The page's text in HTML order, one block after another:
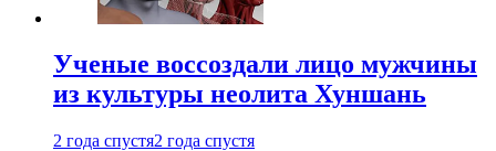
Ученые воссоздали лицо мужчины
из культуры неолита Хуншань
2 года спустя2 года спустя